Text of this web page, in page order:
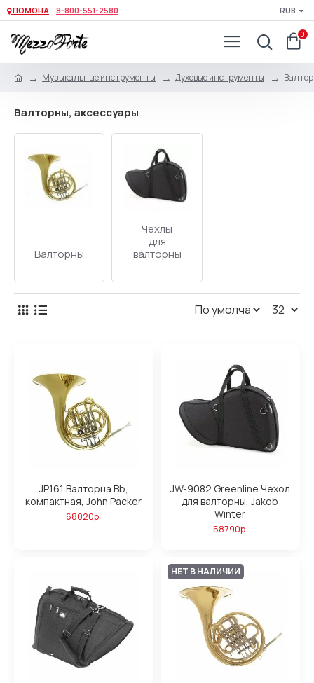
ПОМОНА 8-800-551-2580 RUB
0
Музыкальные инструменты Духовые инструменты
Валторны, аксессуары
Валторны
Чехлы
для
валторны
JP161 Валторна Bb,
компактная, John Packer
68020р.
JW-9082 Greenline Чехол
для валторны, Jakob
Winter
58790р.
НЕТ В НАЛИЧИИ